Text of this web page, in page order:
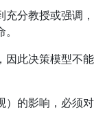
分教授或强调，
因此决策模型不能
）的影响，必须对